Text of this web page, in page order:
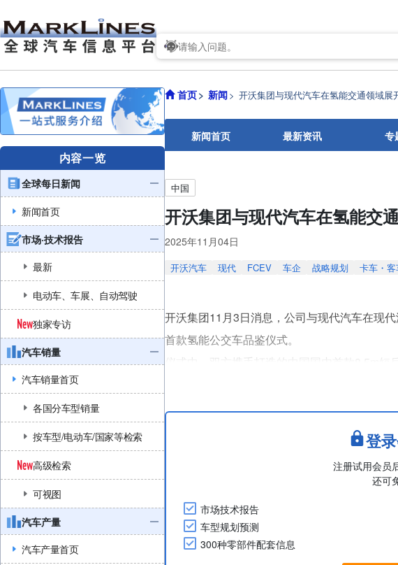
内容一览
全球每日新闻
新闻首页
市场·技术报告
最新
电动车、车展、自动驾驶
独家专访
汽车销量
汽车销量首页
各国分车型销量
按车型/电动车/国家等检索
高级检索
可视图
汽车产量
汽车产量首页
首页 新闻 开沃集团与现代汽车在氢能交通领域展
新闻首页 最新资讯 专
中国
开沃集团与现代汽车在氢能交
2025年11月04日
开沃汽车 现代 FCEV 车企 战略规划 卡车・
开沃集团11月3日消息，公司与现代汽车在现
首款氢能公交车品鉴仪式。
仪式中，双方携手打造的中国国内首款8.5m
同时，双方就关键技术协同、创新车型研....
登
注册试用会员
还可
市场技术报告
车型规划预测
300种零部件配套信息